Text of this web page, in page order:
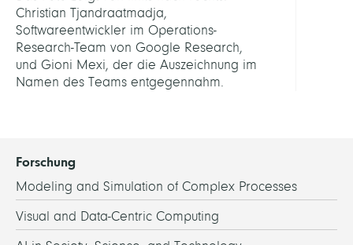
Christian Tjandraatmadja,
Softwareentwickler im Operations-
Research-Team von Google Research,
und Gioni Mexi, der die Auszeichnung im
Namen des Teams entgegennahm.
Forschung
Modeling and Simulation of Complex Processes
Visual and Data-Centric Computing